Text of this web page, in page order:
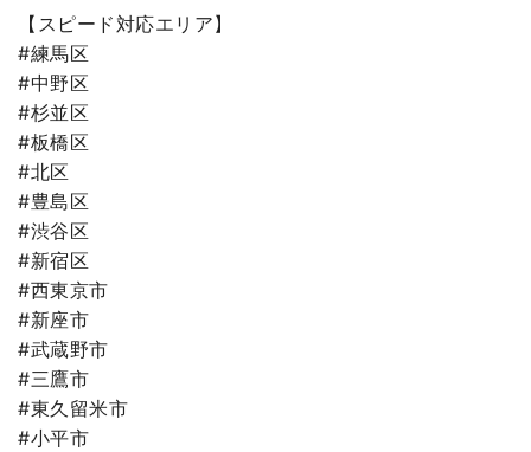
【スピード対応エリア】
#練馬区
#中野区
#杉並区
#板橋区
#北区
#豊島区
#渋谷区
#新宿区
#西東京市
#新座市
#武蔵野市
#三鷹市
#東久留米市
#小平市